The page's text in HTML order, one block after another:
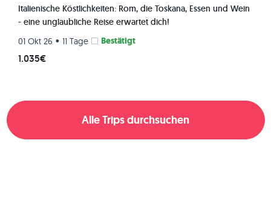
Italienische Köstlichkeiten: Rom, die Toskana, Essen und Wein
- eine unglaubliche Reise erwartet dich!
01 Okt 26 • 11 Tage Bestätigt
1.035€
Alle Trips durchsuchen